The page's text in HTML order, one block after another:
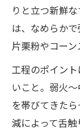
健康
現
健康
る理
健康
特集
健康
りと立つ新鮮
は、なめらか
片栗粉やコーン
工程のポイン
いこと。弱火
を帯びてきた
減によって舌